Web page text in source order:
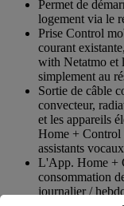
Permet de
logement via le
Prise Control
courant
with Netatmo et
simplement au
Sortie de câble
convecteur,
et les appareils
Home + Control
assistants vocaux
L'App. Home +
consommation
journalier /